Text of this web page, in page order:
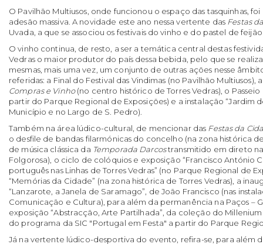
O Pavilhão Multiusos, onde funcionou o espaço das tasquinhas,
adesão massiva. A novidade este ano nessa vertente das Festas
Uvada, a que se associou os festivais do vinho e do pastel de
O vinho continua, de resto, a ser a temática central destas
Vedras o maior produtor do país dessa bebida, pelo que se
mesmas, mais uma vez, um conjunto de outras ações nesse
referidas: a Final do Festival das Vindimas (no Pavilhão Multiusos),
Compras e Vinho(no centro histórico de Torres Vedras), o Passeio
partir do Parque Regional de Exposições) e a instalação “Jardim
Município e no Largo de S. Pedro).
Também na área lúdico-cultural, de mencionar das Festas da
o desfile de bandas filarmónicas do concelho (na zona histórica
de música clássica da Temporada Darcostransmitido em direto
Folgorosa), o ciclo de colóquios e exposição “Francisco António
português nas Linhas de Torres Vedras” (no Parque Regional de
“Memórias da Cidade” (na zona histórica de Torres Vedras), a
“Lanzarote, a Janela de Saramago”, de João Francisco (nas
Comunicação e Cultura), para além da permanência na Paços –
exposição “Abstracção, Arte Partilhada”, da coleção do
do programa da SIC "Portugal em Festa" a partir do Parque
Já na vertente lúdico-desportiva do evento, refira-se, para além